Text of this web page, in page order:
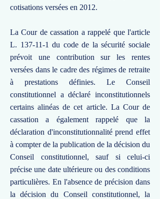
cotisations versées en 2012.
La Cour de cassation a rappelé que l'article
L. 137-11-1 du code de la sécurité sociale
prévoit une contribution sur les rentes
versées dans le cadre des régimes de retraite
à prestations définies. Le Conseil
constitutionnel a déclaré inconstitutionnels
certains alinéas de cet article. La Cour de
cassation a également rappelé que la
déclaration d'inconstitutionnalité prend effet
à compter de la publication de la décision du
Conseil constitutionnel, sauf si celui-ci
précise une date ultérieure ou des conditions
particulières. En l'absence de précision dans
la décision du Conseil constitutionnel, la